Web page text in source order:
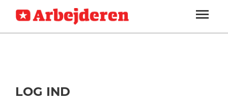
SEKTIONER
ARBEJDEREN
MENER
UDLAND
SOUNDCLOUD
ABONNER
LOG IND
LOG IND